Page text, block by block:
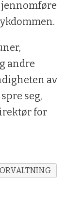
andre
av
seg,
for